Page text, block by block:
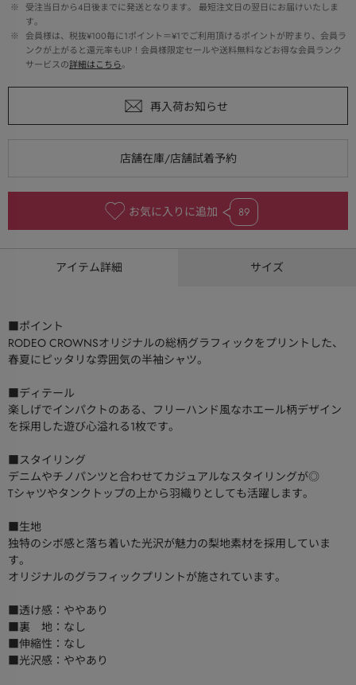
※
受注当日から4日後までに発送となります。 最短注文日の翌日にお届けいたしま
す。
※
会員様は、税抜¥100毎に1ポイント＝¥1でご利用頂けるポイントが貯まり、会員ラ
ンクが上がると還元率もUP！会員様限定セールや送料無料などお得な会員ランク
サービスの詳細はこちら。
お気に入りに追加 89
アイテム詳細 サイズ
■ポイント
RODEO CROWNSオリジナルの総柄グラフィックをプリントした、
春夏にピッタリな雰囲気の半袖シャツ。
■ディテール
楽しげでインパクトのある、フリーハンド風なホエール柄デザイン
を採用した遊び心溢れる1枚です。
■スタイリング
デニムやチノパンツと合わせてカジュアルなスタイリングが◎
Tシャツやタンクトップの上から羽織りとしても活躍します。
■生地
独特のシボ感と落ち着いた光沢が魅力の梨地素材を採用していま
す。
オリジナルのグラフィックプリントが施されています。
■透け感：ややあり
■裏 地：なし
■伸縮性：なし
■光沢感：ややあり